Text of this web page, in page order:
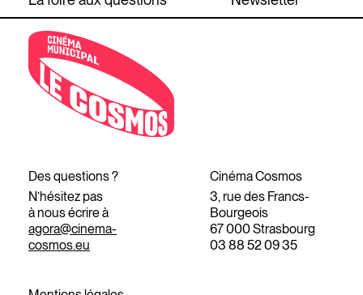
Des questions ?
N’hésitez pas
à nous écrire à
agora@cinema-
cosmos.eu
Cinéma Cosmos
3, rue des Francs-
Bourgeois
67 000 Strasbourg
03 88 52 09 35